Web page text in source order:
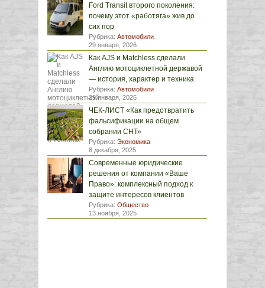
Ford Transit второго поколения:
почему этот «работяга» жив до
сих пор
Рубрика: Автомобили
29 января, 2026
Как AJS и Matchless сделали
Англию мотоциклетной державой
— история, характер и техника
Рубрика: Автомобили
29 января, 2026
ЧЕК-ЛИСТ «Как предотвратить
фальсификации на общем
собрании СНТ»
Рубрика: Экономика
8 декабря, 2025
Современные юридические
решения от компании «Ваше
Право»: комплексный подход к
защите интересов клиентов
Рубрика: Общество
13 ноября, 2025